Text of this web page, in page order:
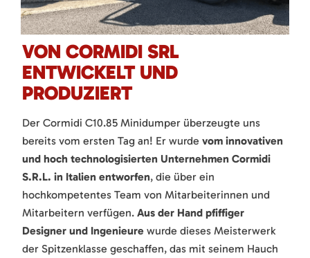
VON CORMIDI SRL
ENTWICKELT UND
PRODUZIERT
Der Cormidi C10.85 Minidumper überzeugte uns
bereits vom ersten Tag an! Er wurde vom innovativen
und hoch technologisierten Unternehmen Cormidi
S.R.L. in Italien entworfen, die über ein
hochkompetentes Team von Mitarbeiterinnen und
Mitarbeitern verfügen. Aus der Hand pfiffiger
Designer und Ingenieure wurde dieses Meisterwerk
der Spitzenklasse geschaffen, das mit seinem Hauch